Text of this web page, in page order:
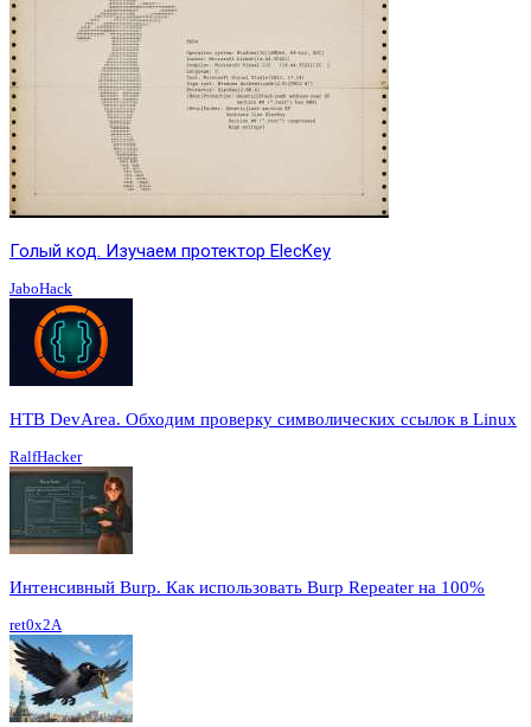
Голый код. Изучаем протектор ElecKey
JaboHack
HTB DevArea. Обходим проверку символических ссылок в Linux
RalfHacker
Интенсивный Burp. Как использовать Burp Repeater на 100%
ret0x2A